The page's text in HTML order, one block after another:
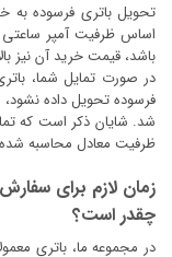
تحویل باتری فرسوده به
اساس ظرفیت آمپر ساعتی
باشد، قیمت خرید آن نیز
در صورت تمایل شما،
فرسوده تحویل داده نشود،
شد. شایان ذکر است که
ظرفیت معادل محاسبه
زمان لازم برای
چقدر است؟